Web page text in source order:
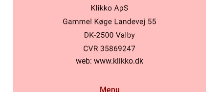
web: www.klikko.dk
Menu